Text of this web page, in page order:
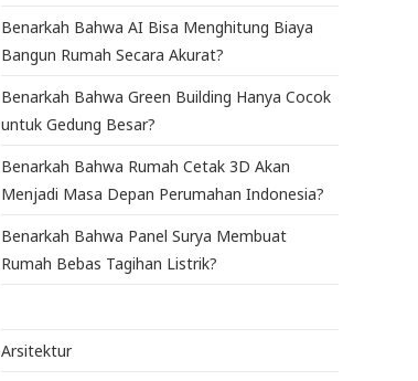
Benarkah Bahwa AI Bisa Menghitung Biaya
Bangun Rumah Secara Akurat?
Benarkah Bahwa Green Building Hanya Cocok
untuk Gedung Besar?
Benarkah Bahwa Rumah Cetak 3D Akan
Menjadi Masa Depan Perumahan Indonesia?
Benarkah Bahwa Panel Surya Membuat
Rumah Bebas Tagihan Listrik?
Arsitektur